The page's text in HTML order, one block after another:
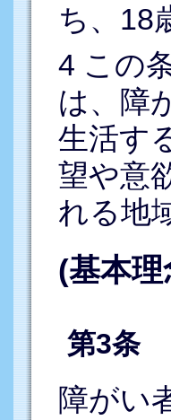
ち、18
4 この
は、障
生活す
望や意
れる地
(基本理
第3条
障がい